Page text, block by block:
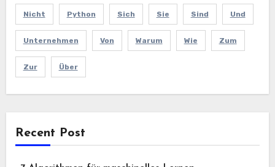
Nicht Python Sich Sie Sind Und
Unternehmen Von Warum Wie Zum
Zur Über
Recent Post